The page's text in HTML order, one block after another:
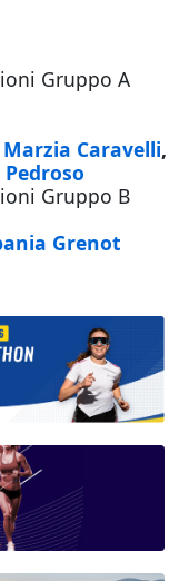
Gruppo A
Marzia Caravelli,
Gruppo B
Grenot